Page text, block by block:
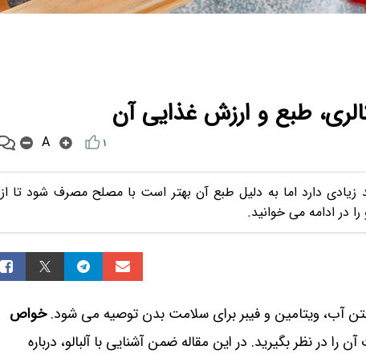
طبع و ارزش غذایی آن
۱ A
زیادی دارد اما به دلیل طبع آن بهتر است با مصلح مصرف شود تا از
در ادامه می خوانید.
آب، ویتامین و فیبر برای سلامت بدن توصیه می شود.خواص
در نظر بگیرید. در این مقاله ضمن آشنایی با آلبالو، درباره